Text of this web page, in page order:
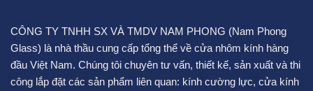
CÔNG TY TNHH SX VÀ TMDV NAM PHONG (Nam Phong
Glass) là nhà thầu cung cấp tổng thể về cửa nhôm kính hàng
đầu Việt Nam. Chúng tôi chuyên tư vấn, thiết kế, sản xuất và thi
công lắp đặt các sản phẩm liên quan: kính cường lực, cửa kính